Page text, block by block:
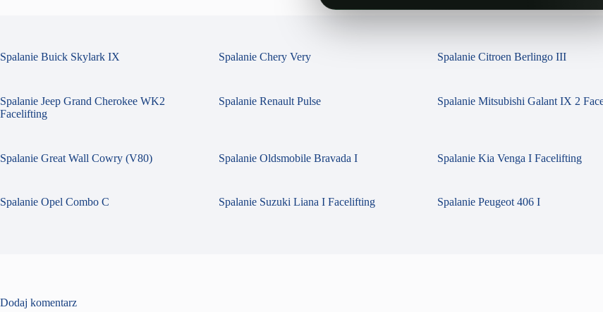
Spalanie Buick Skylark IX Spalanie Chery Very Spalanie Citroen Berlingo III
Spalanie Jeep Grand Cherokee WK2
Facelifting
Spalanie Renault Pulse Spalanie Mitsubishi Galant IX 2
Spalanie Great Wall Cowry (V80) Spalanie Oldsmobile Bravada I Spalanie Kia Venga I Facelifting
Spalanie Opel Combo C Spalanie Suzuki Liana I Facelifting Spalanie Peugeot 406 I
Dodaj komentarz